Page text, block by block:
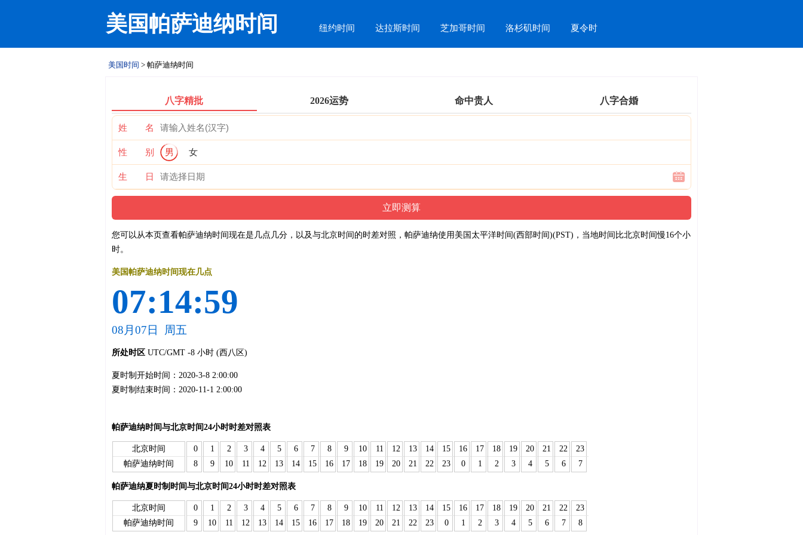
美国帕萨迪纳时间 纽约时间 达拉斯时间 芝加哥时间 洛杉矶时间 夏令时
美国时间 > 帕萨迪纳时间
八字精批 2026运势 命中贵人 八字合婚
姓 名
性 别 男 女
生 日
您可以从本页查看帕萨迪纳时间现在是几点几分，以及与北京时间的时差对照，帕萨迪纳使用美国太平洋时间(西部时间)(PST)，当地时间比北京时间慢16个小
时。
美国帕萨迪纳时间现在几点
07:14:59
08月07日 周五
所处时区 UTC/GMT -8 小时 (西八区)
夏时制开始时间：2020-3-8 2:00:00
夏时制结束时间：2020-11-1 2:00:00
帕萨迪纳时间与北京时间24小时时差对照表
北京时间
帕萨迪纳时间
0
8
1
9
2
10
3
11
4
12
5
13
6
14
7
15
8
16
9
17
10
18
11
19
12
20
13
21
14
22
15
23
16
0
17
1
18
2
19
3
20
4
21
5
22
6
23
7
帕萨迪纳夏时制时间与北京时间24小时时差对照表
北京时间
帕萨迪纳时间
0
9
1
10
2
11
3
12
4
13
5
14
6
15
7
16
8
17
9
18
10
19
11
20
12
21
13
22
14
23
15
0
16
1
17
2
18
3
19
4
20
5
21
6
22
7
23
8